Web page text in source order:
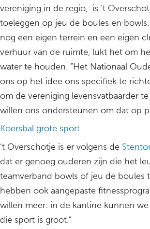
vereniging in de regio, is ’t
toeleggen op jeu de boules en
nog een eigen terrein en een eigen
verhuur van de ruimte, lukt het om
water te houden. “Het Nationaal
ons op het idee ons specifiek te
om de vereniging levensvatbaarder
willen ons ondersteunen om dat op
Koersbal grote sport
‘t Overschotje is er volgens de
dat er genoeg ouderen zijn die het
teamverband bowls of jeu de boules
hebben ook aangepaste
willen meer: in de kantine kunnen we
die sport is groot.”